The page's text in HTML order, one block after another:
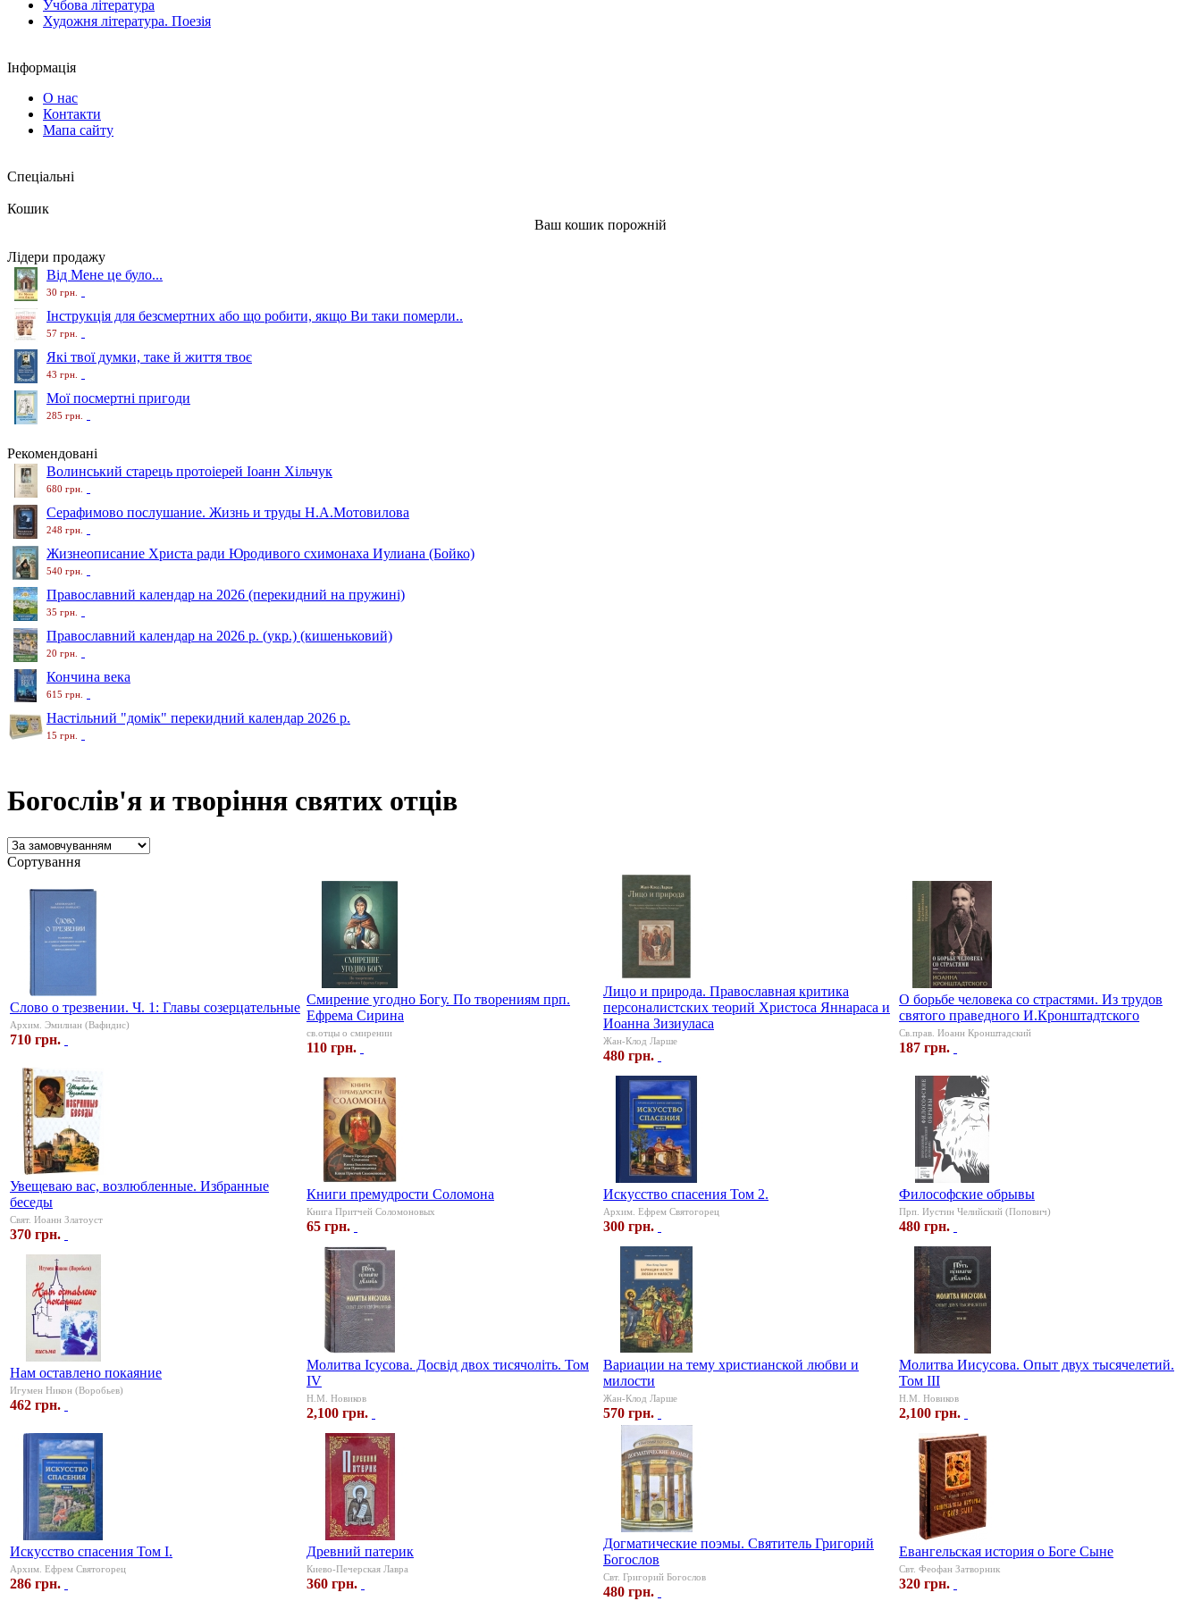
Учбова література
Художня література. Поезія
Інформація
О нас
Контакти
Мапа сайту
Спеціальні
Кошик
Ваш кошик порожній
Лідери продажу
Від Мене це було...
30 грн.
Інструкція для безсмертних або що робити, якщо Ви таки померли..
57 грн.
Які твої думки, таке й життя твоє
43 грн.
Мої посмертні пригоди
285 грн.
Рекомендовані
Волинський старець протоіерей Іоанн Хільчук
680 грн.
Серафимово послушание. Жизнь и труды Н.А.Мотовилова
248 грн.
Жизнеописание Христа ради Юродивого схимонаха Иулиана (Бойко)
540 грн.
Православний календар на 2026 (перекидний на пружині)
35 грн.
Православний календар на 2026 р. (укр.) (кишеньковий)
20 грн.
Кончина века
615 грн.
Настільний "домік" перекидний календар 2026 р.
15 грн.
Богослів'я и творіння святих отців
Сортування
Слово о трезвении. Ч. 1: Главы созерцательные
Архим. Эмилиан (Вафидис)
710 грн.
Смирение угодно Богу. По творениям прп.
Ефрема Сирина
св.отцы о смирении
110 грн.
Лицо и природа. Православная критика
персоналистских теорий Христоса Яннараса и
Иоанна Зизиуласа
Жан-Клод Ларше
480 грн.
О борьбе человека со страстями. Из трудов
святого праведного И.Кронштадтского
Св.прав. Иоанн Кронштадский
187 грн.
Увещеваю вас, возлюбленные. Избранные
беседы
Свят. Иоанн Златоуст
370 грн.
Книги премудрости Соломона
Книга Притчей Соломоновых
65 грн.
Искусство спасения Том 2.
Архим. Ефрем Святогорец
300 грн.
Философские обрывы
Прп. Иустин Челийский (Попович)
480 грн.
Нам оставлено покаяние
Игумен Никон (Воробьев)
462 грн.
Молитва Ісусова. Досвід двох тисячоліть. Том
IV
Н.М. Новиков
2,100 грн.
Вариации на тему христианской любви и
милости
Жан-Клод Ларше
570 грн.
Молитва Иисусова. Опыт двух тысячелетий.
Том ІІІ
Н.М. Новиков
2,100 грн.
Искусство спасения Том I.
Архим. Ефрем Святогорец
286 грн.
Древний патерик
Киево-Печерская Лавра
360 грн.
Догматические поэмы. Святитель Григорий
Богослов
Свт. Григорий Богослов
480 грн.
Евангельская история о Боге Cыне
Свт. Феофан Затворник
320 грн.